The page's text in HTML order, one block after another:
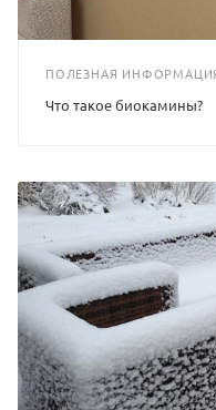
ПОЛЕЗНАЯ
Что такое биокамины?